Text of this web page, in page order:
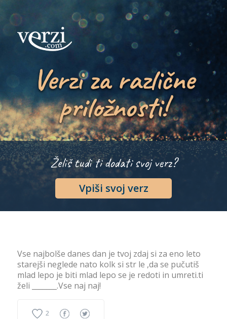
Verzi za različne
priložnosti!
Želiš tudi ti dodati svoj verz?
Vpiši svoj verz
Vse najbolše danes dan je tvoj zdaj si za eno leto
starejši neglede nato kolk si str le ,da se pučutiš
mlad lepo je biti mlad lepo se je redoti in umreti.ti
želi _______.Vse naj naj!
2